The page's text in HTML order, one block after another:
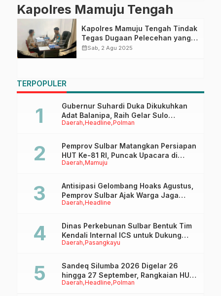
Kapolres Mamuju Tengah
Kapolres Mamuju Tengah Tindak
Tegas Dugaan Pelecehan yang
Melibatkan Oknum Personel
calendar_monthSab, 2 Agu 2025
TERPOPULER
Daerah Headline Polman
Gubernur Suhardi Duka Dikukuhkan
Adat Balanipa, Raih Gelar Sulo
Tappidena
Daerah Mamuju
Pemprov Sulbar Matangkan Persiapan
HUT Ke-81 RI, Puncak Upacara di
Lapangan Ahmad Kirang
Daerah Headline
Antisipasi Gelombang Hoaks Agustus,
Pemprov Sulbar Ajak Warga Jaga
Ruang Digital
Daerah Pasangkayu
Dinas Perkebunan Sulbar Bentuk Tim
Kendali Internal ICS untuk Dukung
Sertifikasi ISPO Pekebun di
Daerah Headline Polman
Sandeq Silumba 2026 Digelar 26
hingga 27 September, Rangkaian HUT
Sulbar